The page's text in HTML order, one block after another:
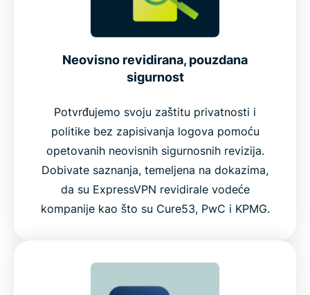
Neovisno revidirana, pouzdana
sigurnost
Potvrđujemo svoju zaštitu privatnosti i
politike bez zapisivanja logova pomoću
opetovanih neovisnih sigurnosnih revizija.
Dobivate saznanja, temeljena na dokazima,
da su ExpressVPN revidirale vodeće
kompanije kao što su Cure53, PwC i KPMG.